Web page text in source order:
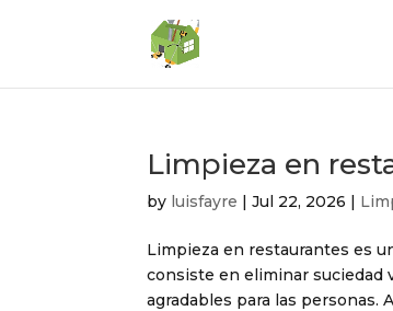
Limpieza en
by luisfayre |Jul 22, 2026 |
Limpieza en restaurantes es
consiste en eliminar suciedad
agradables para las personas.